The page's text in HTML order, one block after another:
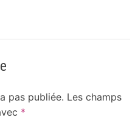
pas publiée. Les champs
*